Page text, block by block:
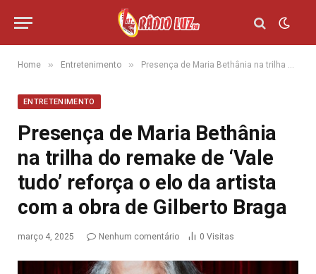
Home » Entretenimento » Presença de Maria Bethânia na trilha do remake de ‘Vale tudo’ reforça o elo da artista com a obra de Gilberto Braga
ENTRETENIMENTO
Presença de Maria Bethânia
na trilha do remake de ‘Vale
tudo’ reforça o elo da artista
com a obra de Gilberto Braga
março 4, 2025 Nenhum comentário 0 Visitas